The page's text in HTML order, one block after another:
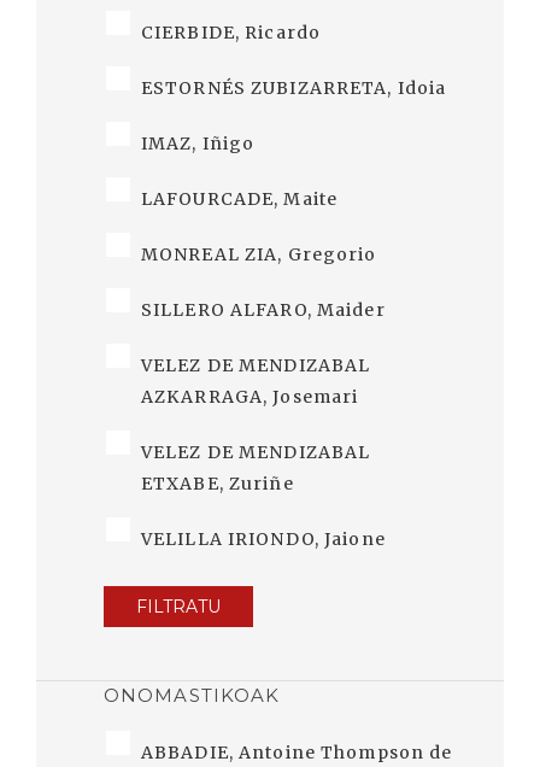
CIERBIDE, Ricardo
ESTORNÉS ZUBIZARRETA, Idoia
IMAZ, Iñigo
LAFOURCADE, Maite
MONREAL ZIA, Gregorio
SILLERO ALFARO, Maider
VELEZ DE MENDIZABAL
AZKARRAGA, Josemari
VELEZ DE MENDIZABAL
ETXABE, Zuriñe
VELILLA IRIONDO, Jaione
FILTRATU
ONOMASTIKOAK
ABBADIE, Antoine Thompson de